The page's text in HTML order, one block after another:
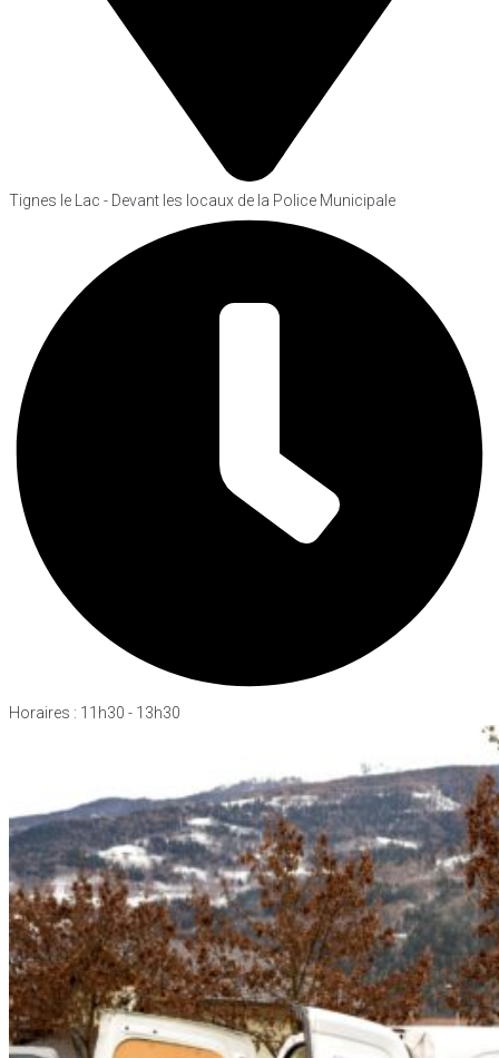
Tignes le Lac - Devant les locaux de la Police Municipale
Horaires : 11h30 - 13h30